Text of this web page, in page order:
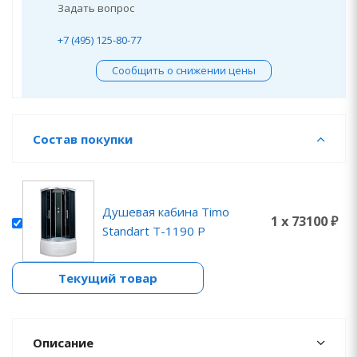
Задать вопрос
+7 (495) 125-80-77
Сообщить о снижении цены
Состав покупки
Душевая кабина Timo
Standart T-1190 P
1 x 73100 ₽
Текущий товар
Описание